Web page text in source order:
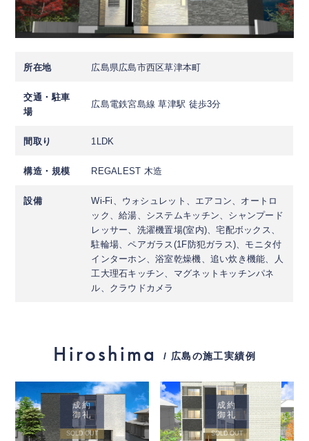
所在地 広島県広島市西区草津本町
交通・駐車
場
広島電鉄宮島線 草津駅 徒歩3分
間取り 1LDK
構造・規模 REGALEST 木造
設備
Wi-Fi、ウォシュレット、エアコン、オートロ
ック、給湯、システムキッチン、シャンプード
レッサー、洗濯機置場(室内)、宅配ボックス、
駐輪場、ペアガラス(1F防犯ガラス)、モニタ付
インターホン、浴室乾燥機、追い炊き機能、人
工大理石キッチン、マグネットキッチンパネ
ル、クラウドカメラ
Hiroshima / 広島の施工実績例
成約
御礼
SOLD OUT
成約
御礼
SOLD OUT